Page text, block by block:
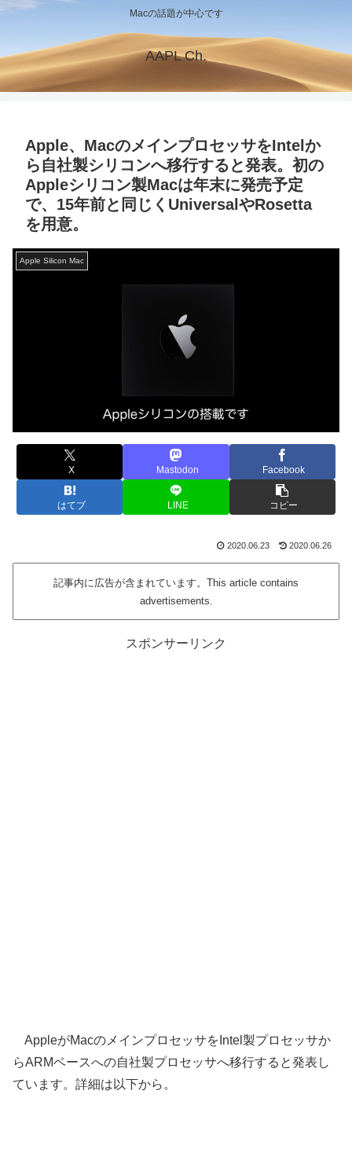
Macの話題が中心です
AAPL Ch.
Apple、MacのメインプロセッサをIntelか
ら自社製シリコンへ移行すると発表。初の
Appleシリコン製Macは年末に発売予定
で、15年前と同じくUniversalやRosetta
を用意。
Apple Silicon Mac
X Mastodon Facebook
はてブ LINE コピー
2020.06.23 2020.06.26
記事内に広告が含まれています。This article contains
advertisements.
スポンサーリンク
AppleがMacのメインプロセッサをIntel製プロセッサか
らARMベースへの自社製プロセッサへ移行すると発表し
ています。詳細は以下から。